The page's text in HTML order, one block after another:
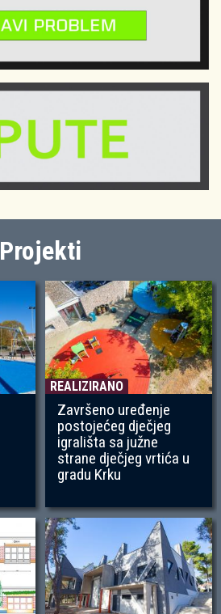
Projekti
REALIZIRANO
Završeno uređenje
postojećeg dječjeg
igrališta sa južne
strane dječjeg vrtića u
gradu Krku